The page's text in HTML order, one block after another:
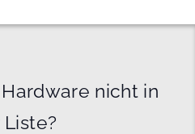
nicht in
Liste?